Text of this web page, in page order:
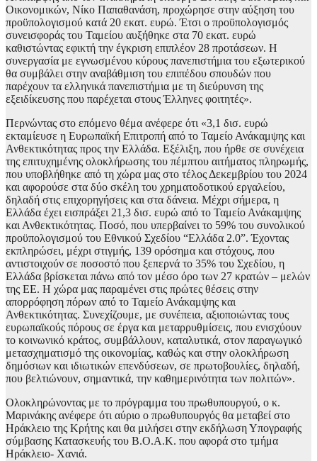
Οικονομικών, Νίκο Παπαθανάση, προχώρησε στην αύξηση του
προϋπολογισμού κατά 20 εκατ. ευρώ. Έτσι ο προϋπολογισμός
συνεισφοράς του Ταμείου αυξήθηκε στα 70 εκατ. ευρώ
καθιστώντας εφικτή την έγκριση επιπλέον 28 προτάσεων. Η
συνεργασία με εγνωσμένου κύρους πανεπιστήμια του εξωτερικού
θα συμβάλει στην αναβάθμιση του επιπέδου σπουδών που
παρέχουν τα ελληνικά πανεπιστήμια με τη διεύρυνση της
εξειδίκευσης που παρέχεται στους Έλληνες φοιτητές».
Περνώντας στο επόμενο θέμα ανέφερε ότι «3,1 δισ. ευρώ
εκταμίευσε η Ευρωπαϊκή Επιτροπή από το Ταμείο Ανάκαμψης και
Ανθεκτικότητας προς την Ελλάδα. Εξέλιξη, που ήρθε σε συνέχεια
της επιτυχημένης ολοκλήρωσης του πέμπτου αιτήματος πληρωμής,
που υποβλήθηκε από τη χώρα μας στο τέλος Δεκεμβρίου του 2024
και αφορούσε στα δύο σκέλη του χρηματοδοτικού εργαλείου,
δηλαδή στις επιχορηγήσεις και στα δάνεια. Μέχρι σήμερα, η
Ελλάδα έχει εισπράξει 21,3 δισ. ευρώ από το Ταμείο Ανάκαμψης
και Ανθεκτικότητας. Ποσό, που υπερβαίνει το 59% του συνολικού
προϋπολογισμού του Εθνικού Σχεδίου “Ελλάδα 2.0”. Έχοντας
εκπληρώσει, μέχρι στιγμής, 139 ορόσημα και στόχους, που
αντιστοιχούν σε ποσοστό που ξεπερνά το 35% του Σχεδίου, η
Ελλάδα βρίσκεται πάνω από τον μέσο όρο των 27 κρατών – μελών
της ΕΕ. Η χώρα μας παραμένει στις πρώτες θέσεις στην
απορρόφηση πόρων από το Ταμείο Ανάκαμψης και
Ανθεκτικότητας. Συνεχίζουμε, με συνέπεια, αξιοποιώντας τους
ευρωπαϊκούς πόρους σε έργα και μεταρρυθμίσεις, που ενισχύουν
το κοινωνικό κράτος, συμβάλλουν, καταλυτικά, στον παραγωγικό
μετασχηματισμό της οικονομίας, καθώς και στην ολοκλήρωση
δημόσιων και ιδιωτικών επενδύσεων, σε πρωτοβουλίες, δηλαδή,
που βελτιώνουν, σημαντικά, την καθημερινότητα των πολιτών».
Ολοκληρώνοντας με το πρόγραμμα του πρωθυπουργού, ο κ.
Μαρινάκης ανέφερε ότι αύριο ο πρωθυπουργός θα μεταβεί στο
Ηράκλειο της Κρήτης και θα μιλήσει στην εκδήλωση Υπογραφής
σύμβασης Κατασκευής του Β.Ο.Α.Κ. που αφορά στο τμήμα
Ηράκλειο- Χανιά.